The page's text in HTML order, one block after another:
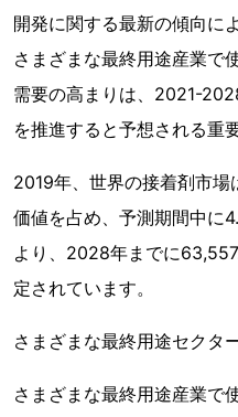
開発に関する最新の傾向に
さまざまな最終用途産業で
需要の高まりは、2021-
を推進すると予想される重
2019年、世界の接着剤市
価値を占め、予測期間中に
より、2028年までに
定されています。
さまざまな最終用途セクタ
さまざまな最終用途産業で